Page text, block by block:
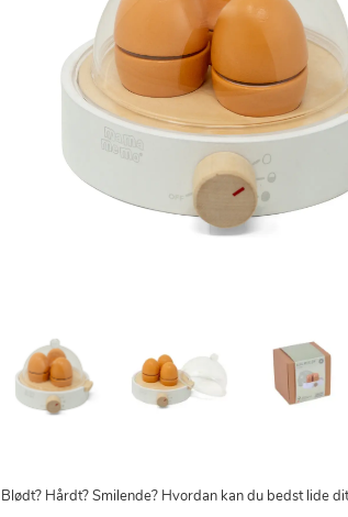
Blødt? Hårdt? Smilende? Hvordan kan du bedst lide